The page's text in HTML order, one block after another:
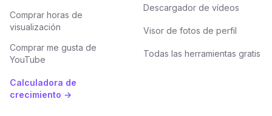
Comprar horas de
visualización
Comprar me gusta de
YouTube
Calculadora de
crecimiento →
Descargador de vídeos
Visor de fotos de perfil
Todas las herramientas gratis